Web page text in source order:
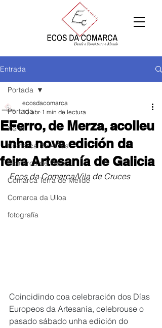
Entrada
Portada
Xeral
Comarca de Arzúa
Comarca de Deza
Comarca Terra de Melide
Comarca da Ulloa
fotografía
Portada
EFerro, de Merza, acolleu
unha nova edición da
feira Artesanía de Galicia
ecosdacomarca
13 abr 1 min de lectura
Ecos da Comarca/Vila de Cruces
Coincidindo coa celebración dos Días
Europeos da Artesanía, celebrouse o
pasado sábado unha edición do